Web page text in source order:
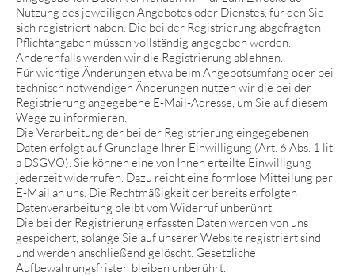
Nutzung des jeweiligen Angebotes oder Dienstes, für den Sie
sich registriert haben. Die bei der Registrierung abgefragten
Pflichtangaben müssen vollständig angegeben werden.
Anderenfalls werden wir die Registrierung ablehnen.
Für wichtige Änderungen etwa beim Angebotsumfang oder bei
technisch notwendigen Änderungen nutzen wir die bei der
Registrierung angegebene E-Mail-Adresse, um Sie auf diesem
Wege zu informieren.
Die Verarbeitung der bei der Registrierung eingegebenen
Daten erfolgt auf Grundlage Ihrer Einwilligung (Art. 6 Abs. 1 lit.
a DSGVO). Sie können eine von Ihnen erteilte Einwilligung
jederzeit widerrufen. Dazu reicht eine formlose Mitteilung per
E-Mail an uns. Die Rechtmäßigkeit der bereits erfolgten
Datenverarbeitung bleibt vom Widerruf unberührt.
Die bei der Registrierung erfassten Daten werden von uns
gespeichert, solange Sie auf unserer Website registriert sind
und werden anschließend gelöscht. Gesetzliche
Aufbewahrungsfristen bleiben unberührt.